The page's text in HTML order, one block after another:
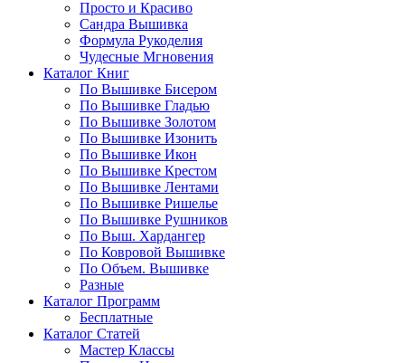
Просто и Красиво
Сандра Вышивка
Формула Рукоделия
Чудесные Мгновения
Каталог Книг
По Вышивке Бисером
По Вышивке Гладью
По Вышивке Золотом
По Вышивке Изонить
По Вышивке Икон
По Вышивке Крестом
По Вышивке Лентами
По Вышивке Ришелье
По Вышивке Рушников
По Выш. Хардангер
По Ковровой Вышивке
По Объем. Вышивке
Разные
Каталог Программ
Бесплатные
Каталог Статей
Мастер Классы